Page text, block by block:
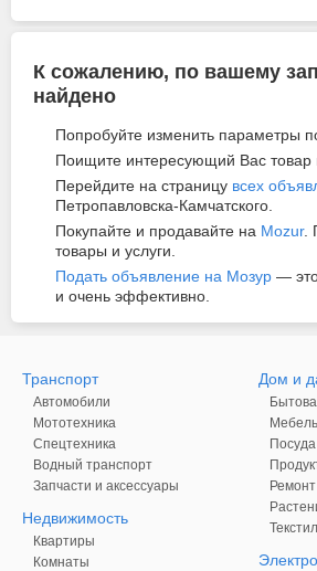
К сожалению, по вашему
найдено
Попробуйте изменить параметры
Поищите интересующий Вас товар
Перейдите на страницу всех
Петропавловска-Камчатского.
Покупайте и продавайте на Mozur.
товары и услуги.
Подать объявление на Мозур —
и очень эффективно.
Транспорт
Автомобили
Мототехника
Спецтехника
Водный транспорт
Запчасти и аксессуары
Недвижимость
Квартиры
Комнаты
Дом и